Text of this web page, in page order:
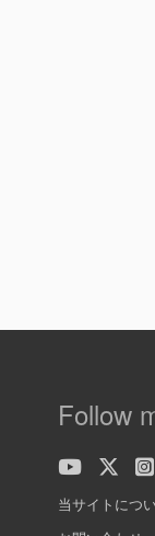
Follow
当サイトにつ